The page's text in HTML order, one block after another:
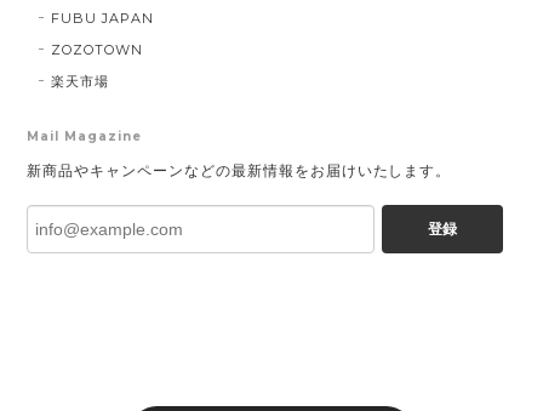
FUBU JAPAN
ZOZOTOWN
楽天市場
Mail Magazine
新商品やキャンペーンなどの最新情報をお届けいたします。
登録